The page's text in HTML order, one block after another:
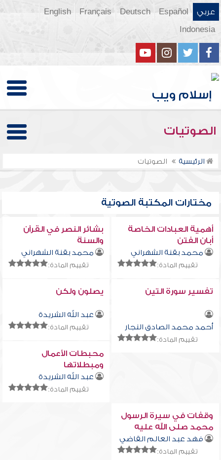
عربي Español
Deutsch
Français
English
Indonesia
الصوتيات
الرئيسية الصوتيات
مختارات المكتبة الصوتية
أهمية العبادات الخاصة
أبان الفتن
محمد بقنة الشهراني
تقييم المادة:
بشائر النصر في القرآن
والسنة
محمد بقنة الشهراني
تقييم المادة:
تفسير سورة التين
أحمد محمد الصادق النجار
تقييم المادة:
يصلون ولكن
عبد الله الشريدة
تقييم المادة:
محبطات الأعمال
ومبطلاتها
عبد الله الشريدة
تقييم المادة:
وقفات في سيرة الرسول
محمد صلى الله عليه
وسلم - العهد المكي
الدرس الثالث
فهد عبد العالم القاضي
تقييم المادة: